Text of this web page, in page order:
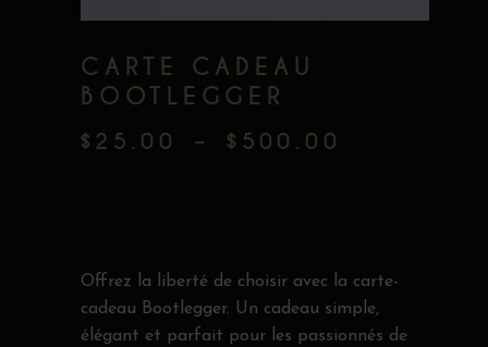
CARTE CADEAU
BOOTLEGGER
$ 25.00 – $ 500.00
À
$500.00
Offrez la liberté de choisir avec la carte-
cadeau Bootlegger. Un cadeau simple,
élégant et parfait pour les passionnés de